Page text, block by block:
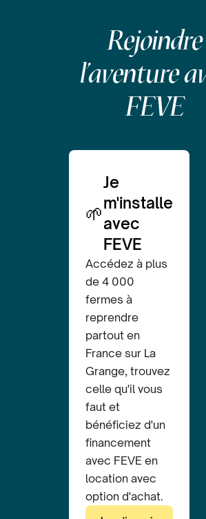
Rejoindre
l'aventure
FEVE
🌱
Je
m'installe
avec
FEVE
Accédez à plus
de 4 000
fermes à
reprendre
partout en
France sur La
Grange, trouvez
celle qu'il vous
faut et
bénéficiez d'un
financement
avec FEVE en
location avec
option d'achat.